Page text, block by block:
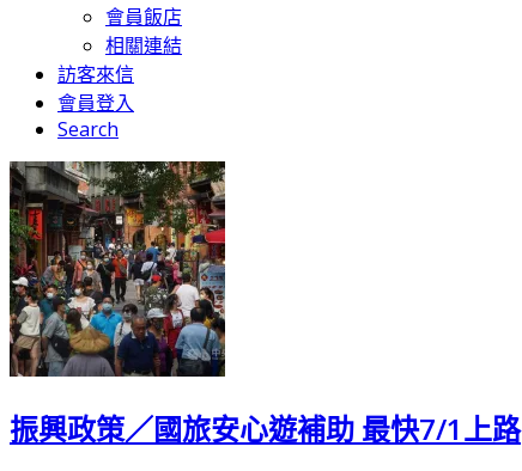
會員飯店
相關連結
訪客來信
會員登入
Search
振興政策／國旅安心遊補助 最快7/1上路